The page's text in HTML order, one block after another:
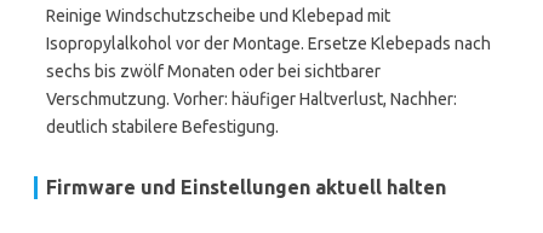
Reinige Windschutzscheibe und Klebepad mit
Isopropylalkohol vor der Montage. Ersetze Klebepads nach
sechs bis zwölf Monaten oder bei sichtbarer
Verschmutzung. Vorher: häufiger Haltverlust, Nachher:
deutlich stabilere Befestigung.
Firmware und Einstellungen aktuell halten